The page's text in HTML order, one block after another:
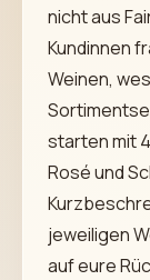
nicht aus
Kundinnen
Weinen,
starten mit
Rosé und
jeweiligen
auf eure